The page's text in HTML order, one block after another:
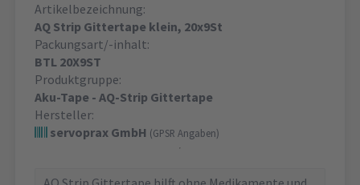
Artikelbezeichnung:
AQ Strip Gittertape klein, 20x9St
Packungsart/-inhalt:
BTL 20X9ST
Produktgruppe:
Aku-Tape - AQ-Strip Gittertape
Hersteller:
servoprax GmbH (GPSR Angaben)